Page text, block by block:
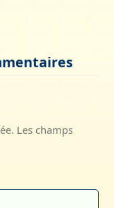
Les champs